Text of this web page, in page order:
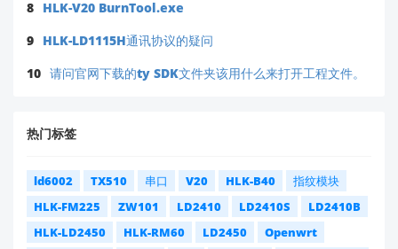
8 HLK-V20 BurnTool.exe
9 HLK-LD1115H通讯协议的疑问
10 请问官网下载的ty SDK文件夹该用什么来打开工程文件。
热门标签
ld6002 TX510 串口 V20 HLK-B40
指纹模块
HLK-FM225
ZW101 LD2410 LD2410S
LD2410B
HLK-LD2450
HLK-RM60 LD2450
Openwrt